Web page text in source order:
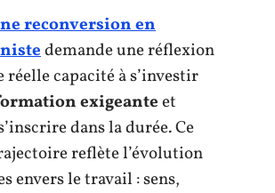
reconversion en
demande une réflexion
réelle capacité à s’investir
exigeanteet
dans la durée. Ce
reflète l’évolution
envers le travail : sens,